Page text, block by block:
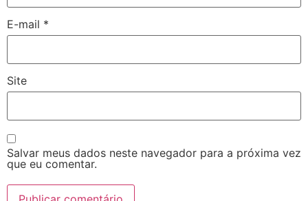
E-mail *
Site
Salvar meus dados neste navegador para a próxima vez
que eu comentar.